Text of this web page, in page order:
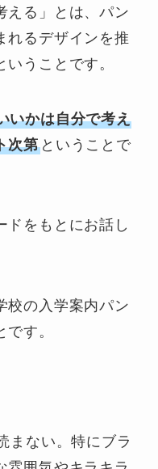
える」とは、パン
れるデザインを推
うことです。
いかは自分で考え
次第 ということで
ドをもとにお話し
校の入学案内パン
す。
まない。特にブラ